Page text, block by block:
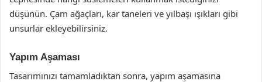
düşünün. Çam ağaçları, kar taneleri ve yılbaşı ışıkları gibi
unsurlar ekleyebilirsiniz.
Yapım Aşaması
Tasarımınızı tamamladıktan sonra, yapım aşamasına